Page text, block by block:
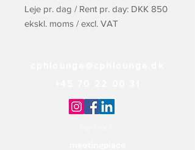
Leje pr. dag / Rent pr. day: DKK 850
ekskl. moms / excl. VAT